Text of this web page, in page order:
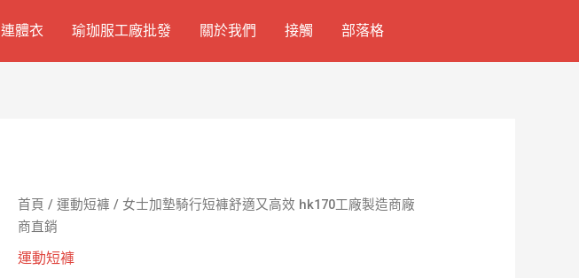
連體衣 瑜珈服工廠批發 關於我們 接觸 部落格
首頁 /運動短褲 / 女士加墊騎行短褲舒適又高效 hk170工廠製造商廠
商直銷
運動短褲